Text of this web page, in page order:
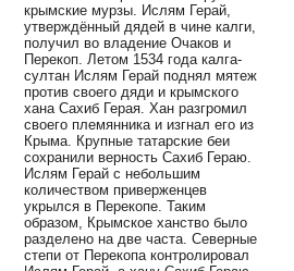
крымские мурзы. Ислям Герай,
утверждённый дядей в чине калги,
получил во владение Очаков и
Перекоп. Летом 1534 года калга-
султан Ислям Герай поднял мятеж
против своего дяди и крымского
хана Сахиб Герая. Хан разгромил
своего племянника и изгнал его из
Крыма. Крупные татарские беи
сохранили верность Сахиб Гераю.
Ислям Герай с небольшим
количеством приверженцев
укрылся в Перекопе. Таким
образом, Крымское ханство было
разделено на две часта. Северные
степи от Перекопа контролировал